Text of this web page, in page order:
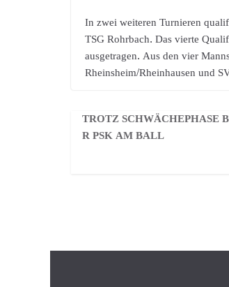
In zwei weiteren Turnieren
TSG Rohrbach. Das vierte
ausgetragen. Aus den vier
Rheinsheim/Rheinhausen und
TROTZ SCHWÄCHEPHASE
R PSK AM BALL